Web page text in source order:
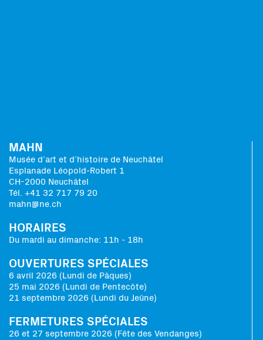
MAHN
Musée d’art et d’histoire de Neuchâtel
Esplanade Léopold-Robert 1
CH-2000 Neuchâtel
Tél. +41 32 717 79 20
mahn@ne.ch
HORAIRES
Du mardi au dimanche: 11h - 18h
OUVERTURES SPÉCIALES
6 avril 2026 (Lundi de Pâques)
25 mai 2026 (Lundi de Pentecôte)
21 septembre 2026 (Lundi du Jeûne)
FERMETURES SPÉCIALES
26 et 27 septembre 2026 (Fête des Vendanges)